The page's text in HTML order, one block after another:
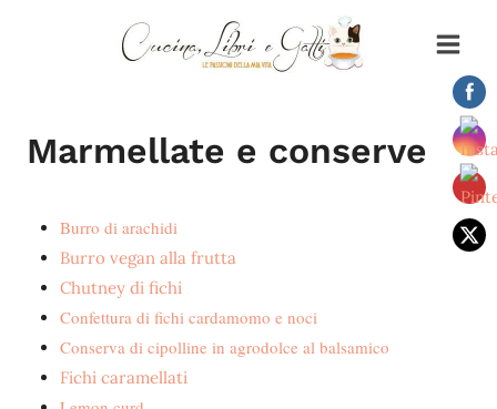
Marmellate e conserve
Burro di arachidi
Burro vegan alla frutta
Chutney di fichi
Confettura di fichi cardamomo e noci
Conserva di cipolline in agrodolce al balsamico
Fichi caramellati